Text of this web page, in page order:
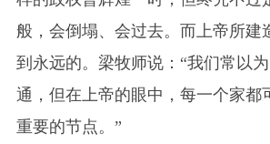
般，会倒塌、会过去。而上帝所建
到永远的。梁牧师说：“我们常以
通，但在上帝的眼中，每一个家都
重要的节点。”